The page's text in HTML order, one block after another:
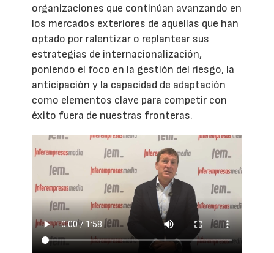
organizaciones que continúan avanzando en
los mercados exteriores de aquellas que han
optado por ralentizar o replantear sus
estrategias de internacionalización,
poniendo el foco en la gestión del riesgo, la
anticipación y la capacidad de adaptación
como elementos clave para competir con
éxito fuera de nuestras fronteras.